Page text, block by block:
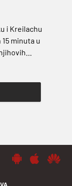
i Kreilachu
minuta u